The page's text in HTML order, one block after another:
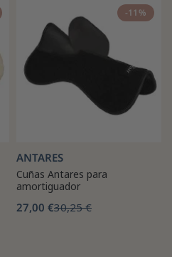
-11%
ANTARES
Cuñas Antares para
amortiguador
27,00 €30,25 €